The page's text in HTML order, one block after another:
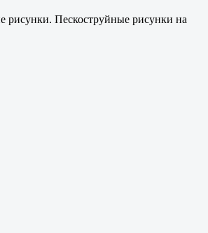
рисунки. Пескоструйные рисунки на